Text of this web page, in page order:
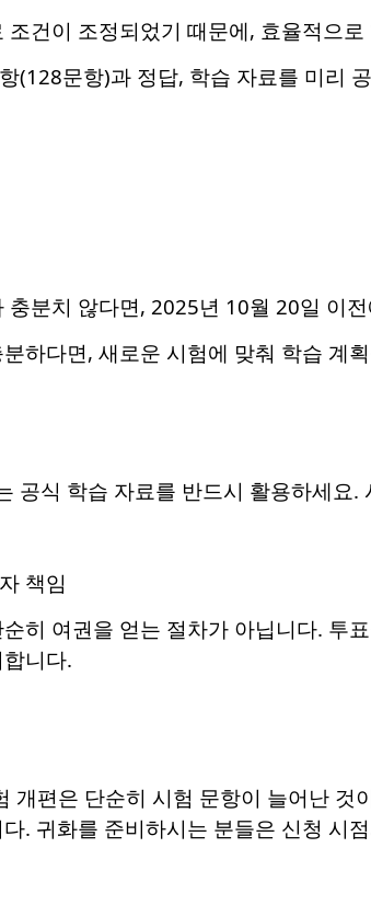
조건이 조정되었기 때문에, 효율적으
(128문항)과 정답, 학습 자료를 미리
충분치 않다면, 2025년 10월 20일 이
하다면, 새로운 시험에 맞춰 학습 계
공식 학습 자료를 반드시 활용하세
책임
히 여권을 얻는 절차가 아닙니다. 투
니다.
개편은 단순히 시험 문항이 늘어난
. 귀화를 준비하시는 분들은 신청 시